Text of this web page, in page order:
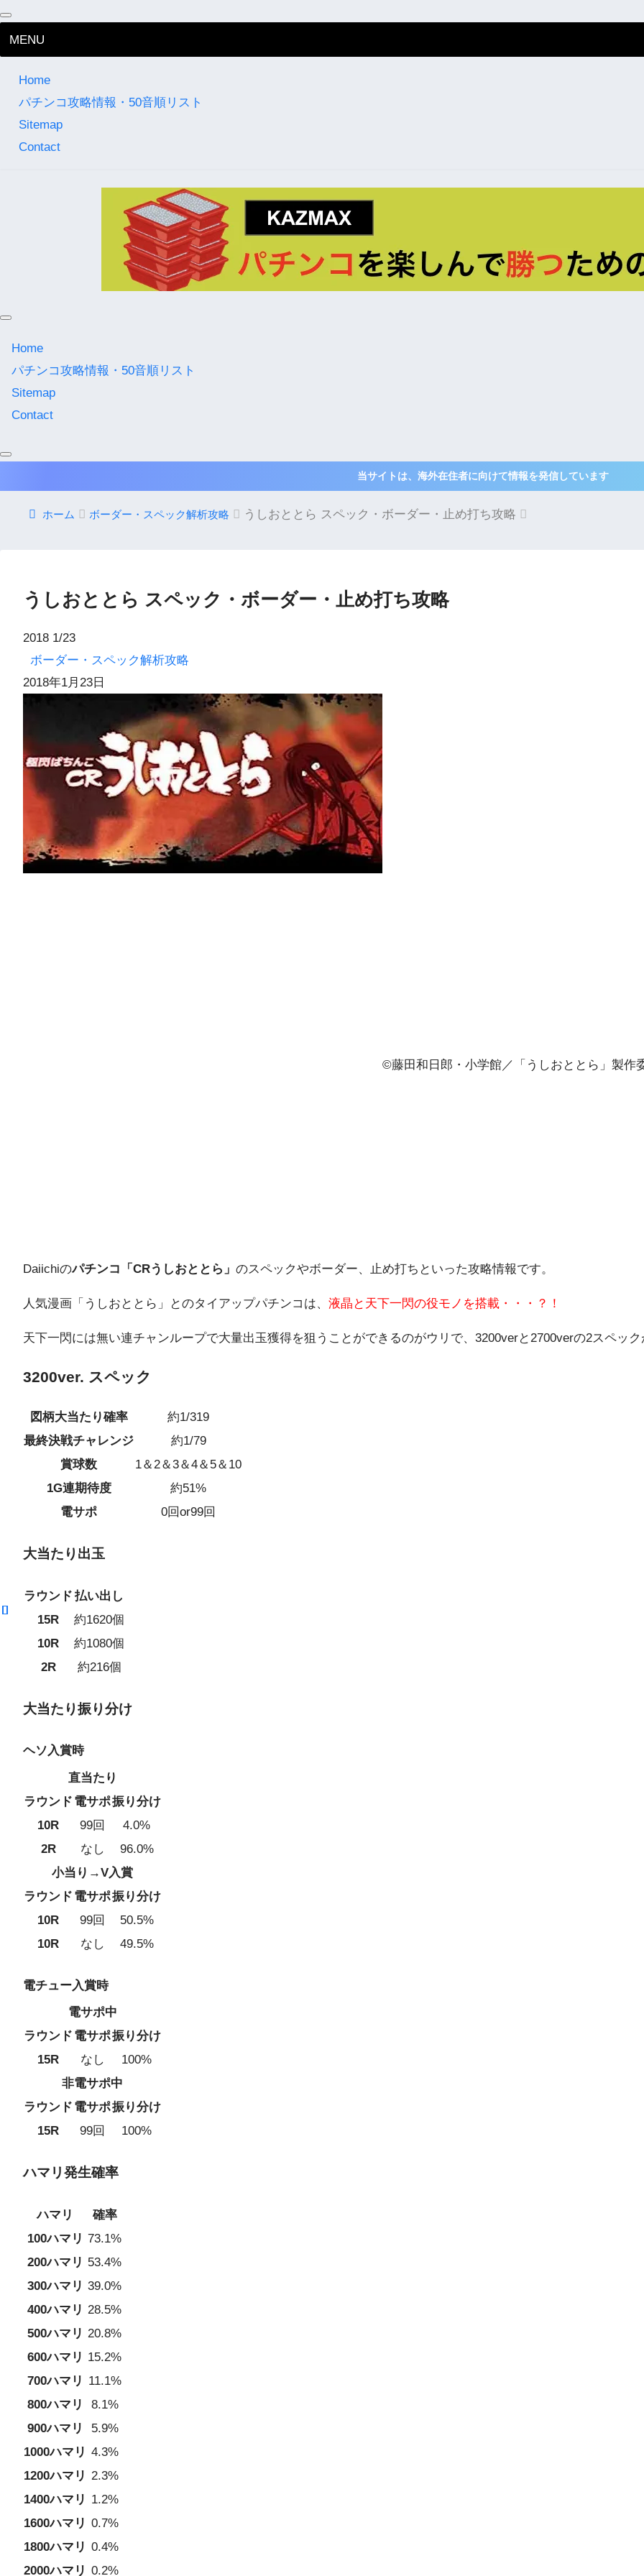
MENU
Home
パチンコ攻略情報・50音順リスト
Sitemap
Contact
Home
パチンコ攻略情報・50音順リスト
Sitemap
Contact
当サイトは、海外在住者に向けて情報を発信しています
ホーム ボーダー・スペック解析攻略 うしおととら スペック・ボーダー・止め打ち攻略
うしおととら スペック・ボーダー・止め打ち攻略
2018 1/23
ボーダー・スペック解析攻略
2018年1月23日
©藤田和日郎・小学館／「うしおととら」製作
Daiichiのパチンコ「CRうしおととら」 のスペックやボーダー、止め打ちといった攻略情報です。
人気漫画「うしおととら」とのタイアップパチンコは、 液晶と天下一閃の役モノを搭載・・・？！
天下一閃には無い連チャンループで大量出玉獲得を狙うことができるのがウリで、3200verと2700verの2スペック
3200ver. スペック
図柄大当たり確率
約1/319
最終決戦チャレンジ
約1/79
賞球数
1＆2＆3＆4＆5＆10
1G連期待度
約51%
電サポ
0回or99回
大当たり出玉
ラウンド 払い出し
15R
約1620個
10R
約1080個
2R
約216個
大当たり振り分け
ヘソ入賞時
直当たり
ラウンド 電サポ振り分け
10R
99回
4.0%
2R
なし
96.0%
小当り→V入賞
ラウンド 電サポ振り分け
10R
99回
50.5%
10R
なし 49.5%
電チュー入賞時
電サポ中
ラウンド 電サポ振り分け
15R
なし
100%
非電サポ中
ラウンド 電サポ振り分け
15R
99回 100%
ハマリ発生確率
ハマリ
確率
100ハマリ 73.1%
200ハマリ 53.4%
300ハマリ 39.0%
400ハマリ 28.5%
500ハマリ 20.8%
600ハマリ 15.2%
700ハマリ 11.1%
800ハマリ
8.1%
900ハマリ
5.9%
1000ハマリ 4.3%
1200ハマリ 2.3%
1400ハマリ 1.2%
1600ハマリ 0.7%
1800ハマリ 0.4%
2000ハマリ 0.2%